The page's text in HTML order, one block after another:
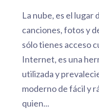
La nube, es el lugar
canciones, fotos y
sólo tienes acceso
Internet, es una
utilizada y
moderno de fácil y
quien...